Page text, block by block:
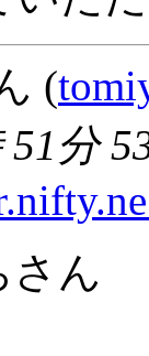
(
51分
さん